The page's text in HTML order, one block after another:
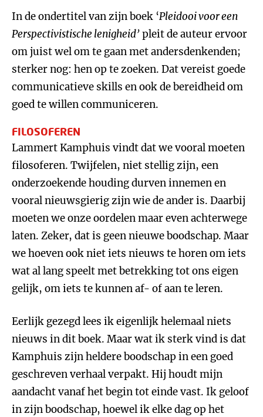
In de ondertitel van zijn boek ‘Pleidooi voor een
Perspectivistische lenigheid’pleit de auteur ervoor
om juist wel om te gaan met andersdenkenden;
sterker nog: hen op te zoeken. Dat vereist goede
communicatieve skills en ook de bereidheid om
goed te willen communiceren.
FILOSOFEREN
Lammert Kamphuis vindt dat we vooral moeten
filosoferen. Twijfelen, niet stellig zijn, een
onderzoekende houding durven innemen en
vooral nieuwsgierig zijn wie de ander is. Daarbij
moeten we onze oordelen maar even achterwege
laten. Zeker, dat is geen nieuwe boodschap. Maar
we hoeven ook niet iets nieuws te horen om iets
wat al lang speelt met betrekking tot ons eigen
gelijk, om iets te kunnen af- of aan te leren.
Eerlijk gezegd lees ik eigenlijk helemaal niets
nieuws in dit boek. Maar wat ik sterk vind is dat
Kamphuis zijn heldere boodschap in een goed
geschreven verhaal verpakt. Hij houdt mijn
aandacht vanaf het begin tot einde vast. Ik geloof
in zijn boodschap, hoewel ik elke dag op het